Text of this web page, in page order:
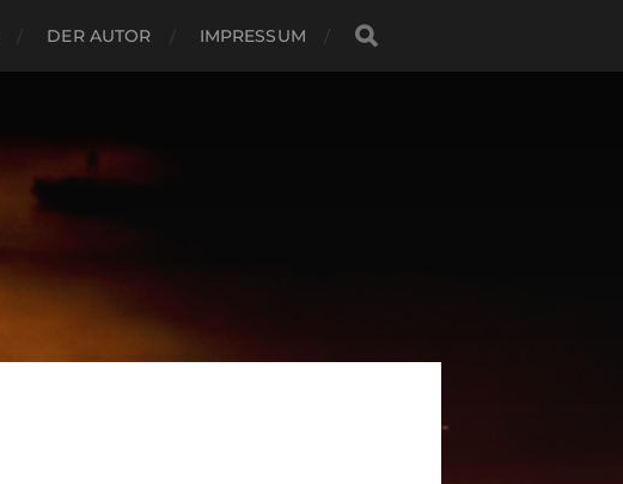
DER AUTOR IMPRESSUM